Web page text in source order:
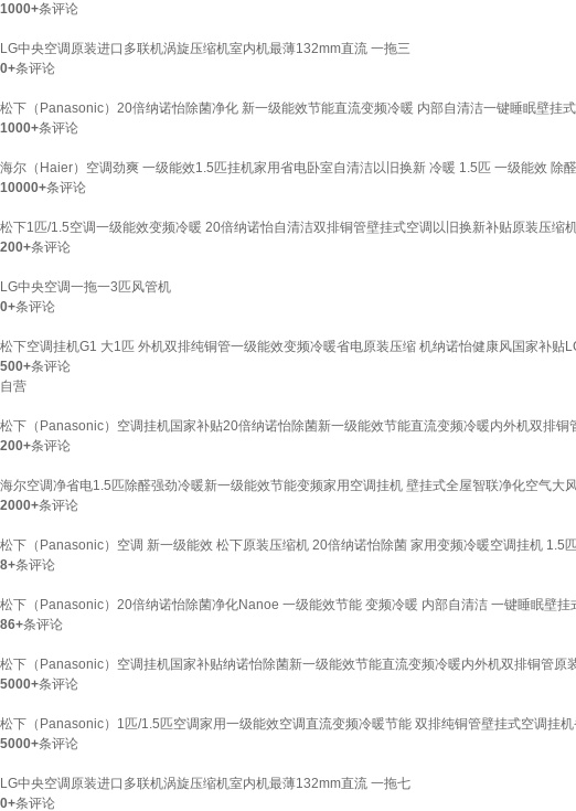
1000+条评论
LG中央空调原装进口多联机涡旋压缩机室内机最薄132mm直流 一拖三
0+条评论
松下（Panasonic）20倍纳诺怡除菌净化 新一级能效节能直流变频冷暖 内部自清洁一键睡眠壁挂
1000+条评论
海尔（Haier）空调劲爽 一级能效1.5匹挂机家用省电卧室自清洁以旧换新 冷暖 1.5匹 一级能效 除
10000+条评论
松下1匹/1.5空调一级能效变频冷暖 20倍纳诺怡自清洁双排铜管壁挂式空调以旧换新补贴原装压缩
200+条评论
LG中央空调一拖一3匹风管机
0+条评论
松下空调挂机G1 大1匹 外机双排纯铜管一级能效变频冷暖省电原装压缩 机纳诺怡健康风国家补贴
500+条评论
自营
松下（Panasonic）空调挂机国家补贴20倍纳诺怡除菌新一级能效节能直流变频冷暖内外机双排铜
200+条评论
海尔空调净省电1.5匹除醛强劲冷暖新一级能效节能变频家用空调挂机 壁挂式全屋智联净化空气大
2000+条评论
松下（Panasonic）空调 新一级能效 松下原装压缩机 20倍纳诺怡除菌 家用变频冷暖空调挂机 1.5
8+条评论
松下（Panasonic）20倍纳诺怡除菌净化Nanoe 一级能效节能 变频冷暖 内部自清洁 一键睡眠壁
86+条评论
松下（Panasonic）空调挂机国家补贴纳诺怡除菌新一级能效节能直流变频冷暖内外机双排铜管原
5000+条评论
松下（Panasonic）1匹/1.5匹空调家用一级能效空调直流变频冷暖节能 双排纯铜管壁挂式空调挂
5000+条评论
LG中央空调原装进口多联机涡旋压缩机室内机最薄132mm直流 一拖七
0+条评论